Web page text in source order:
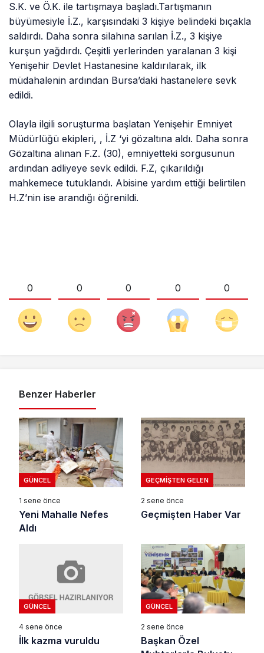
S.K. ve Ö.K. ile tartışmaya başladı.Tartışmanın
büyümesiyle İ.Z., karşısındaki 3 kişiye belindeki bıçakla
saldırdı. Daha sonra silahına sarılan İ.Z., 3 kişiye
kurşun yağdırdı. Çeşitli yerlerinden yaralanan 3 kişi
Yenişehir Devlet Hastanesine kaldırılarak, ilk
müdahalenin ardından Bursa’daki hastanelere sevk
edildi.
Olayla ilgili soruşturma başlatan Yenişehir Emniyet
Müdürlüğü ekipleri, , İ.Z ‘yi gözaltına aldı. Daha sonra
Gözaltına alınan F.Z. (30), emniyetteki sorgusunun
ardından adliyeye sevk edildi. F.Z, çıkarıldığı
mahkemece tutuklandı. Abisine yardım ettiği belirtilen
H.Z’nin ise arandığı öğrenildi.
0 0 0 0 0
Benzer Haberler
GÜNCEL
1 sene önce
Yeni Mahalle Nefes
Aldı
GEÇMIŞTEN GELEN
2 sene önce
Geçmişten Haber Var
GÜNCEL
4 sene önce
İlk kazma vuruldu
GÜNCEL
2 sene önce
Başkan Özel